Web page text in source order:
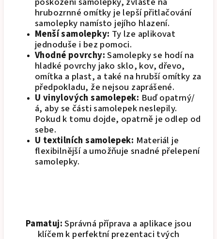
hrubozrnné omítky je lepší přitlačování
samolepky namísto jejího hlazení.
Menší samolepky: Ty lze aplikovat
jednoduše i bez pomoci.
Vhodné povrchy:Samolepky se hodí na
hladké povrchy jako sklo, kov, dřevo,
omítka a plast, a také na hrubší omítky za
předpokladu, že nejsou zaprášené.
U vinylových samolepek: Buď opatrný/
á, aby se části samolepek neslepily.
Pokud k tomu dojde, opatrně je odlep od
sebe.
U textilních samolepek: Materiál je
flexibilnější a umožňuje snadné přelepení
samolepky.
Pamatuj:Správná příprava a aplikace jsou
klíčem k perfektní prezentaci tvých